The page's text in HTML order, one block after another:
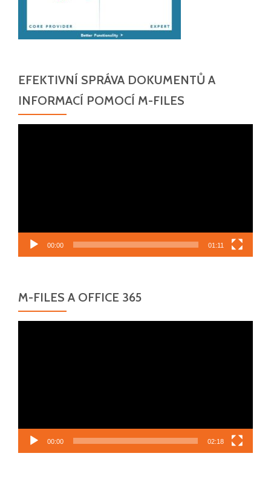
EFEKTIVNÍ SPRÁVA DOKUMENTŮ A
INFORMACÍ POMOCÍ M-FILES
00:00 01:11
M-FILES A OFFICE 365
00:00 02:18